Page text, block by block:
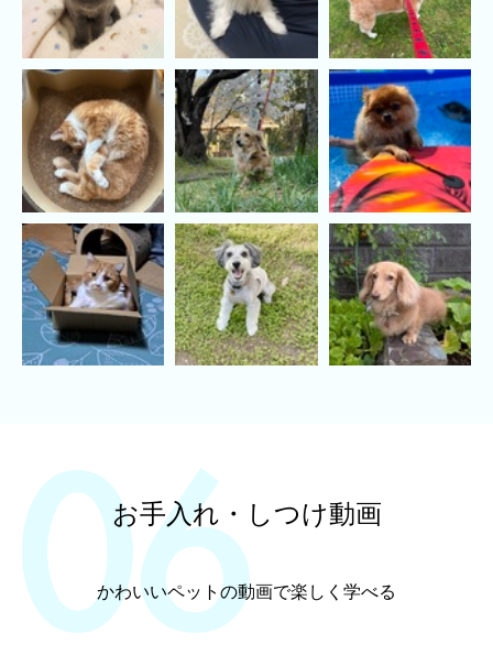
お手入れ・しつけ動画
かわいいペットの動画で楽しく学べる